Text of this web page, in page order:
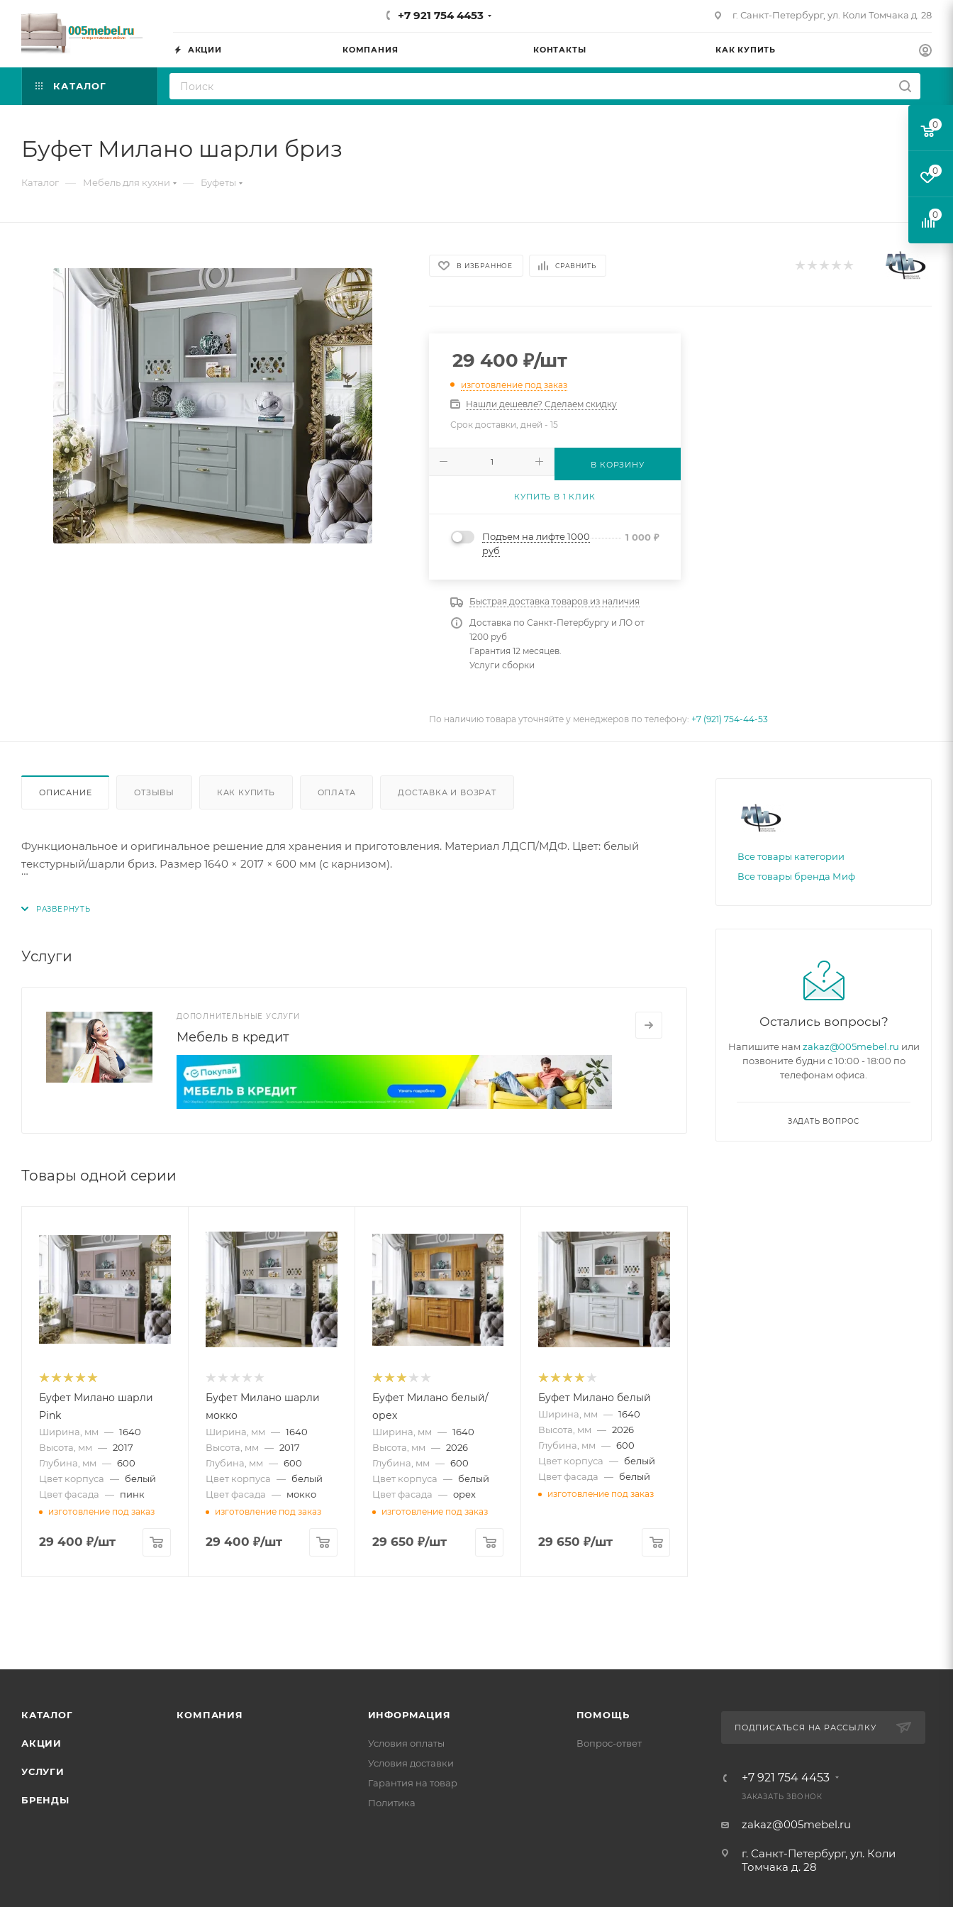
+7 921 754 4453 г. Санкт-Петербург, ул. Коли Томчака д. 28
АКЦИИ КОМПАНИЯ КОНТАКТЫ КАК КУПИТЬ
КАТАЛОГ
Буфет Милано шарли бриз
Каталог — Мебель для кухни — Буфеты
В ИЗБРАННОЕ СРАВНИТЬ
29 400 ₽/шт
изготовление под заказ
Нашли дешевле? Сделаем скидку
Срок доставки, дней -15
В КОРЗИНУ
КУПИТЬ В 1 КЛИК
Подъем на лифте 1000
руб
1 000₽
Быстрая доставка товаров из наличия
Доставка по Санкт-Петербургу и ЛО от
1200 руб
Гарантия 12 месяцев.
Услуги сборки
По наличию товара уточняйте у менеджеров по телефону:+7 (921) 754-44-53
ОПИСАНИЕ ОТЗЫВЫ КАК КУПИТЬ ОПЛАТА ДОСТАВКА И ВОЗРАТ
Функциональное и оригинальное решение для хранения и приготовления. Материал ЛДСП/МДФ. Цвет: белый
текстурный/шарли бриз. Размер 1640 × 2017 × 600 мм (с карнизом).
Услуги
ДОПОЛНИТЕЛЬНЫЕ УСЛУГИ
Мебель в кредит
Товары одной серии
Буфет Милано шарли
Pink
Ширина, мм — 1640
Высота, мм — 2017
Глубина, мм — 600
Цвет корпуса — белый
Цвет фасада — пинк
изготовление под заказ
29 400 ₽/шт
Буфет Милано шарли
мокко
Ширина, мм — 1640
Высота, мм — 2017
Глубина, мм — 600
Цвет корпуса — белый
Цвет фасада — мокко
изготовление под заказ
29 400 ₽/шт
Буфет Милано белый/
орех
Ширина, мм — 1640
Высота, мм — 2026
Глубина, мм — 600
Цвет корпуса — белый
Цвет фасада — орех
изготовление под заказ
29 650 ₽/шт
Буфет Милано белый
Ширина, мм — 1640
Высота, мм — 2026
Глубина, мм — 600
Цвет корпуса — белый
Цвет фасада — белый
изготовление под заказ
29 650 ₽/шт
Все товары категории
Все товары бренда Миф
Остались вопросы?
Напишите нам zakaz@005mebel.ru или
позвоните будни с 10:00 - 18:00 по
телефонам офиса.
ЗАДАТЬ ВОПРОС
КАТАЛОГ
АКЦИИ
УСЛУГИ
БРЕНДЫ
КОМПАНИЯ ИНФОРМАЦИЯ
Условия оплаты
Условия доставки
Гарантия на товар
Политика
ПОМОЩЬ
Вопрос-ответ
ПОДПИСАТЬСЯ НА РАССЫЛКУ
+7 921 754 4453
ЗАКАЗАТЬ ЗВОНОК
zakaz@005mebel.ru
г. Санкт-Петербург, ул. Коли
Томчака д. 28
0
0
0